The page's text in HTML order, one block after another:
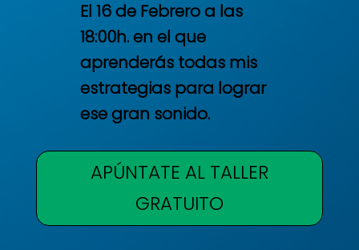
El 16 de Febrero a las
18:00h. en el que
aprenderás todas mis
estrategias para lograr
ese gran sonido.
APÚNTATE AL TALLER
GRATUITO